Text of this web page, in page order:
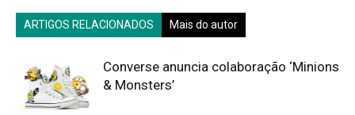
ARTIGOS RELACIONADOS Mais do autor
Converse anuncia colaboração ‘Minions
& Monsters’